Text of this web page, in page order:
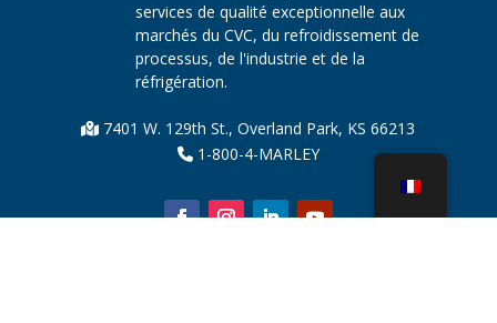
services de qualité exceptionnelle aux
marchés du CVC, du refroidissement de
processus, de l'industrie et de la
réfrigération.
7401 W. 129th St., Overland Park, KS 66213
1-800-4-MARLEY